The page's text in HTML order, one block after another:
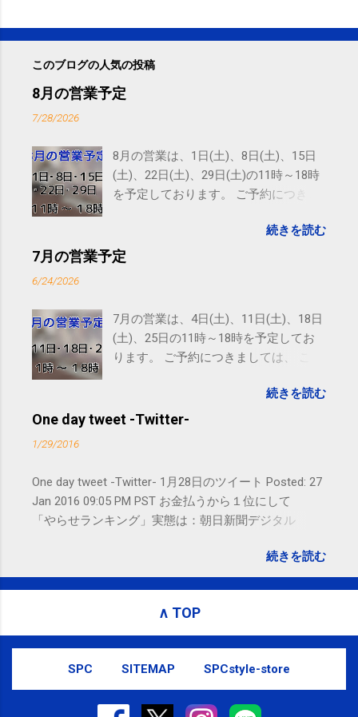
このブログの人気の投稿
8月の営業予定
7/28/2026
8月の営業は、1日(土)、8日(土)、15日
(土)、22日(土)、29日(土)の11時～18時
を予定しております。 ご予約につきま
す。 電話に出られないことがあります
ので、ご予約、お問い合わせは
続きを読む
7月の営業予定
6/24/2026
7月の営業は、4日(土)、11日(土)、18日
(土)、25日の11時～18時を予定してお
ります。 ご予約につきましては、 こち
れないことがありますので、ご予約、
お問い合わせはSMS（ショートメッセ
続きを読む
One day tweet -Twitter-
1/29/2016
One day tweet -Twitter- 1月28日のツイート Posted: 27
Jan 2016 09:05 PM PST お金払うから１位にして
「やらせランキング」実態は：朝日新聞デジタル
to email updates from サクマフィジカルコンディショ
ニング(@SPCstyle) - Twilog . To stop receiving these
powered by Google Google Inc., 1600 Amphitheatre
Parkway, Mountain View, CA 94043, United States
続きを読む
∧ TOP
SPC SITEMAP SPCstyle-store